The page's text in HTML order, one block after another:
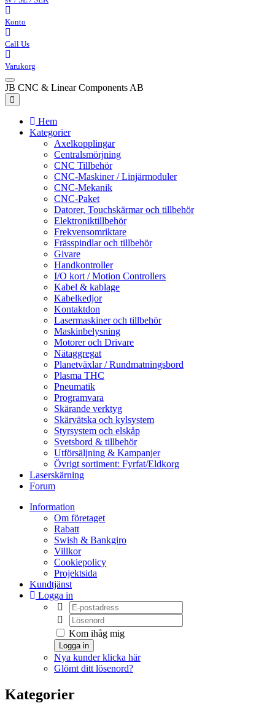
Konto
Call Us
Varukorg
JB CNC & Linear Components AB
Hem
Kategorier
Axelkopplingar
Centralsmörjning
CNC Tillbehör
CNC-Maskiner / Linjärmoduler
CNC-Mekanik
CNC-Paket
Datorer, Touchskärmar och tillbehör
Elektroniktillbehör
Frekvensomriktare
Frässpindlar och tillbehör
Givare
Handkontroller
I/O kort / Motion Controllers
Kabel & kablage
Kabelkedjor
Kontaktdon
Lasermaskiner och tillbehör
Maskinbelysning
Motorer och Drivare
Nätaggregat
Planetväxlar / Rundmatningsbord
Plasma THC
Pneumatik
Programvara
Skärande verktyg
Skärvätska och kylsystem
Styrsystem och elskåp
Svetsbord & tillbehör
Utförsäljning & Kampanjer
Övrigt sortiment: Fyrfat/Eldkorg
Laserskärning
Forum
Information
Om företaget
Rabatt
Swish & Bankgiro
Villkor
Cookiepolicy
Projektsida
Kundtjänst
Logga in
Kom ihåg mig
Logga in
Nya kunder klicka här
Glömt ditt lösenord?
Kategorier